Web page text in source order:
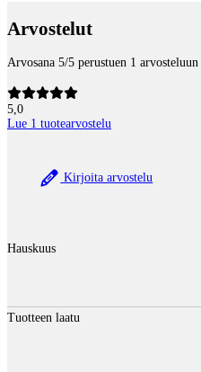
Arvostelut
Arvosana 5/5 perustuen 1 arvosteluun
5,0
Lue 1 tuotearvostelu
Kirjoita arvostelu
Hauskuus
Tuotteen laatu